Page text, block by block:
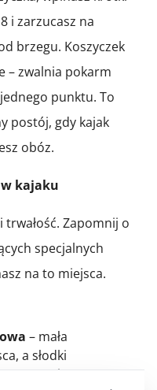
i zarzucasz na
brzegu. Koszyczek
– zwalnia pokarm
punktu. To
postój, gdy kajak
obóz.
kajaku
Zapomnij o
specjalnych
na to miejsca.
– mała
a słodki